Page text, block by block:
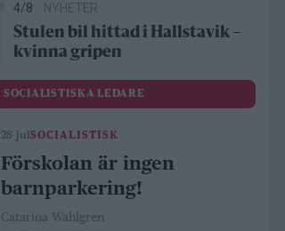
4/8 NYHETER
Stulen bil hittad i Hallstavik –
kvinna gripen
SOCIALISTISKA LEDARE
28 julSOCIALISTISK
Förskolan är ingen
barnparkering!
Catarina Wahlgren